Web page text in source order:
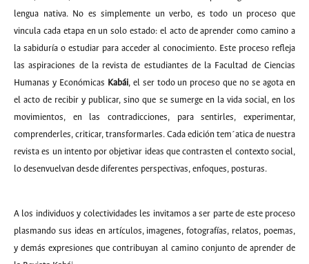
lengua nativa. No es simplemente un verbo, es todo un proceso que
vincula cada etapa en un solo estado: el acto de aprender como camino a
la sabiduría o estudiar para acceder al conocimiento. Este proceso refleja
las aspiraciones de la revista de estudiantes de la Facultad de Ciencias
Humanas y Económicas Kabái, el ser todo un proceso que no se agota en
el acto de recibir y publicar, sino que se sumerge en la vida social, en los
movimientos, en las contradicciones, para sentirles, experimentar,
comprenderles, criticar, transformarles. Cada edición tem´atica de nuestra
revista es un intento por objetivar ideas que contrasten el contexto social,
lo desenvuelvan desde diferentes perspectivas, enfoques, posturas.
A los individuos y colectividades les invitamos a ser parte de este proceso
plasmando sus ideas en artículos, imagenes, fotografías, relatos, poemas,
y demás expresiones que contribuyan al camino conjunto de aprender de